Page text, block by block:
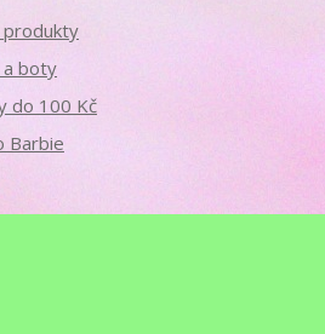
produkty
a boty
do 100 Kč
Barbie